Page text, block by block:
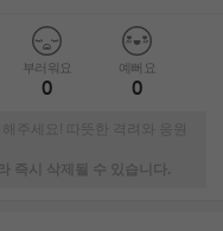
부러워요
0
예뻐요
0
주세요! 따뜻한 격려와 응원
즉시 삭제될 수 있습니다.